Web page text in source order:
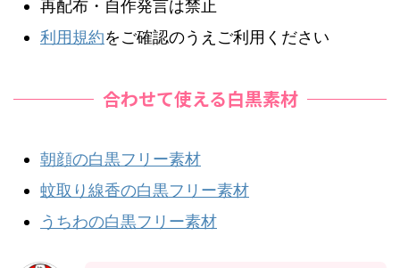
再配布・自作発言は禁止
利用規約をご確認のうえご利用ください
合わせて使える白黒素材
朝顔の白黒フリー素材
蚊取り線香の白黒フリー素材
うちわの白黒フリー素材